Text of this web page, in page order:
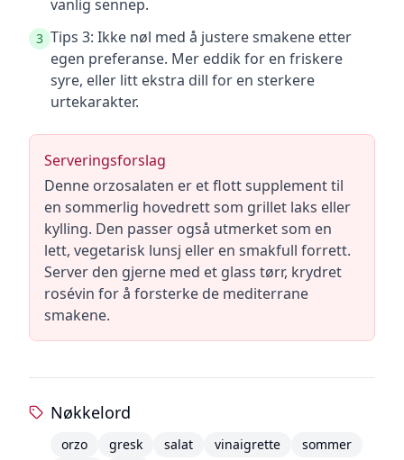
vanlig sennep.
3 Tips 3: Ikke nøl med å justere smakene etter
egen preferanse. Mer eddik for en friskere
syre, eller litt ekstra dill for en sterkere
urtekarakter.
Serveringsforslag
Denne orzosalaten er et flott supplement til
en sommerlig hovedrett som grillet laks eller
kylling. Den passer også utmerket som en
lett, vegetarisk lunsj eller en smakfull forrett.
Server den gjerne med et glass tørr, krydret
rosévin for å forsterke de mediterrane
smakene.
Nøkkelord
orzo gresk salat vinaigrette
sommer